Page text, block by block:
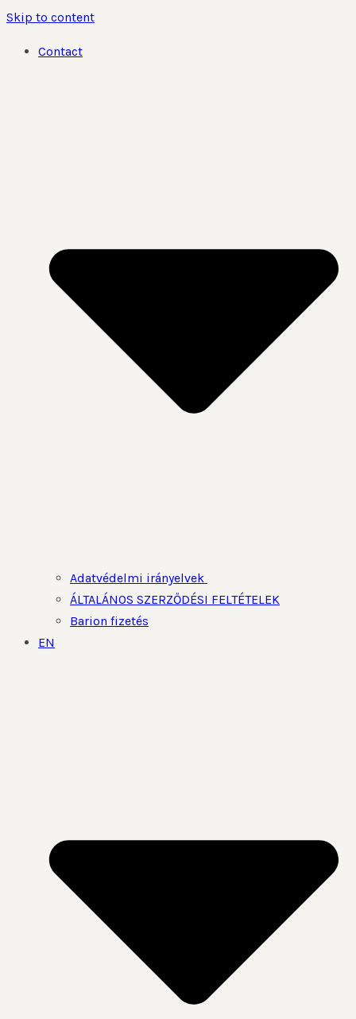
Skip to content
Contact
Adatvédelmi irányelvek
ÁLTALÁNOS SZERZŐDÉSI FELTÉTELEK
Barion fizetés
EN